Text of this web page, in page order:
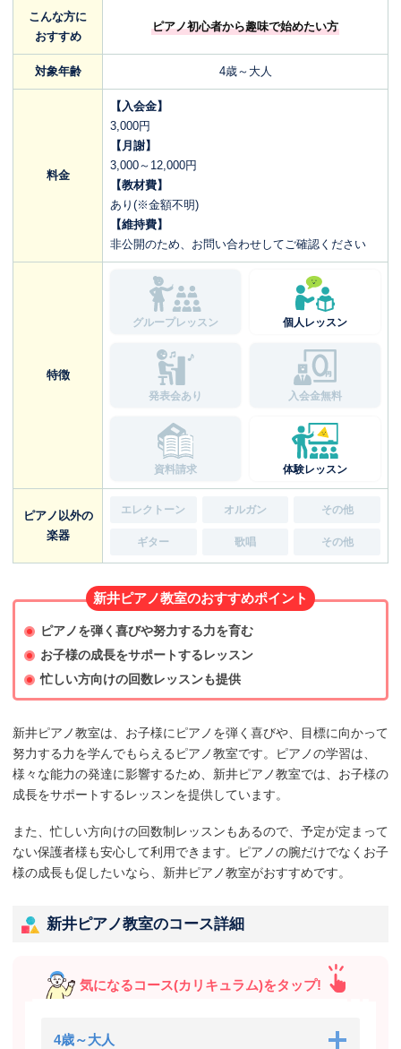
こんな方に
おすすめ
ピアノ初心者から趣味で始めたい方
対象年齢 4歳～大人
料金
【入会金】
3,000円
【月謝】
3,000～12,000円
【教材費】
あり(※金額不明)
【維持費】
非公開のため、お問い合わせしてご確認ください
特徴
グループレッスン 個人レッスン
発表会あり 入会金無料
資料請求 体験レッスン
ピアノ以外の
楽器
エレクトーン オルガン その他
ギター 歌唱 その他
新井ピアノ教室のおすすめポイント
ピアノを弾く喜びや努力する力を育む
お子様の成長をサポートするレッスン
忙しい方向けの回数レッスンも提供
新井ピアノ教室は、お子様にピアノを弾く喜びや、目標に向かって
努力する力を学んでもらえるピアノ教室です。ピアノの学習は、
様々な能力の発達に影響するため、新井ピアノ教室では、お子様の
成長をサポートするレッスンを提供しています。
また、忙しい方向けの回数制レッスンもあるので、予定が定まって
ない保護者様も安心して利用できます。ピアノの腕だけでなくお子
様の成長も促したいなら、新井ピアノ教室がおすすめです。
新井ピアノ教室のコース詳細
気になるコース(カリキュラム)をタップ!
4歳～大人